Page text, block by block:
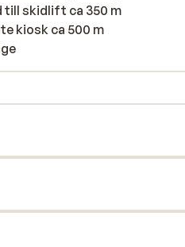
till skidlift ca 350 m
kiosk ca 500 m